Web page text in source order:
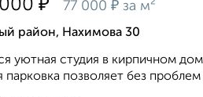
₽ 77 000 ₽ за м²
район, Нахимова 30
уютная студия в кирпичном
парковка позволяет без